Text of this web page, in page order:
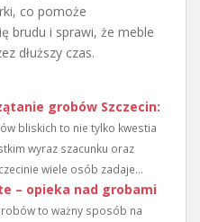
co pomoże
brudu i sprawi, że meble
dłuższy czas.
grobów Szczecin:
bliskich to nie tylko kwestia
wyraz szacunku oraz
wiele osób zadaje...
– opieka nad grobami
to ważny sposób na